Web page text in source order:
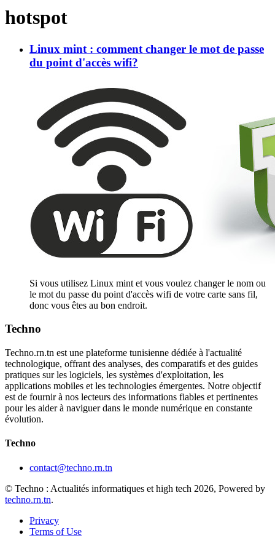
hotspot
Linux mint : comment changer le mot de passe
du point d'accès wifi?
Si vous utilisez Linux mint et vous voulez changer le nom ou
le mot du passe du point d'accès wifi de votre carte sans fil,
donc vous êtes au bon endroit.
Techno
Techno.rn.tn est une plateforme tunisienne dédiée à l'actualité
technologique, offrant des analyses, des comparatifs et des guides
pratiques sur les logiciels, les systèmes d'exploitation, les
applications mobiles et les technologies émergentes. Notre objectif
est de fournir à nos lecteurs des informations fiables et pertinentes
pour les aider à naviguer dans le monde numérique en constante
évolution.
Techno
contact@techno.rn.tn
© Techno : Actualités informatiques et high tech 2026, Powered by
techno.rn.tn.
Privacy
Terms of Use